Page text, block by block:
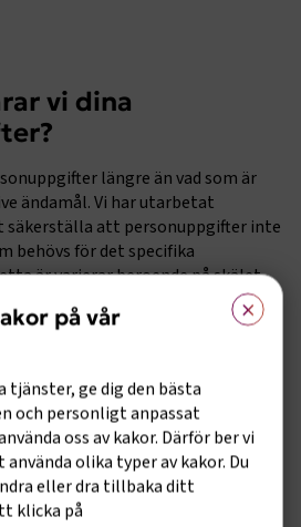
vi dina
längre än vad som är
ändamål. Vi har utarbetat
att personuppgifter inte
behövs för det specifika
är varierar beroende på skälet
i bokföringen behöver p g a
sju år medan uppgifter om
någon vecka efter att
som
enligt gällande lagstiftning ett antal
tillväga för att hantera dina
×
på vår
tjänster, ge dig den bästa
och personligt anpassat
oss av kakor. Därför ber vi
olika typer av kakor. Du
eller dra tillbaka ditt
klicka på